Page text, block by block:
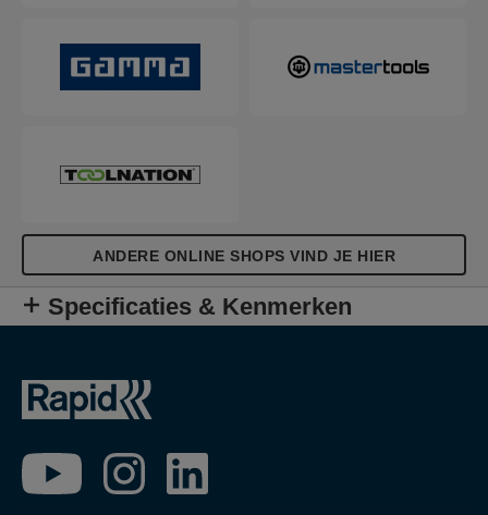
ANDERE ONLINE SHOPS VIND JE HIER
Specificaties & Kenmerken